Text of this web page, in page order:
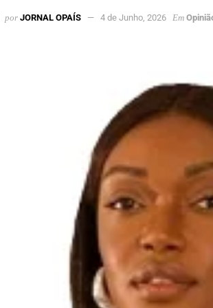
por JORNAL OPAÍS 4 de Junho, 2026 Em